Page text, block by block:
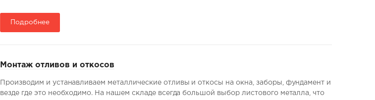
Подробнее
Монтаж отливов и откосов
Производим и устанавливаем металлические отливы и откосы на окна, заборы, фундамент и
везде где это необходимо. На нашем складе всегда большой выбор листового металла, что